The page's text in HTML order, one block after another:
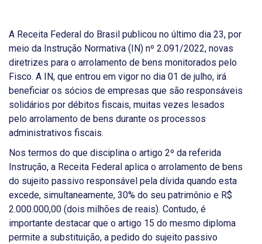
A Receita Federal do Brasil publicou no último dia 23, por
meio da Instrução Normativa (IN) nº 2.091/2022, novas
diretrizes para o arrolamento de bens monitorados pelo
Fisco. A IN, que entrou em vigor no dia 01 de julho, irá
beneficiar os sócios de empresas que são responsáveis
solidários por débitos fiscais, muitas vezes lesados
pelo arrolamento de bens durante os processos
administrativos fiscais.
Nos termos do que disciplina o artigo 2º da referida
Instrução, a Receita Federal aplica o arrolamento de bens
do sujeito passivo responsável pela dívida quando esta
excede, simultaneamente, 30% do seu patrimônio e R$
2.000.000,00 (dois milhões de reais). Contudo, é
importante destacar que o artigo 15 do mesmo diploma
permite a substituição, a pedido do sujeito passivo